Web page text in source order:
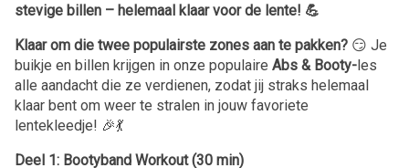
stevige billen – helemaal klaar voor de lente! 💪
Klaar om die twee populairste zones aan te pakken? 😏 Je
buikje en billen krijgen in onze populaire Abs & Booty-les
alle aandacht die ze verdienen, zodat jij straks helemaal
klaar bent om weer te stralen in jouw favoriete
lentekleedje! 🎉💃
Deel 1: Bootyband Workout (30 min)